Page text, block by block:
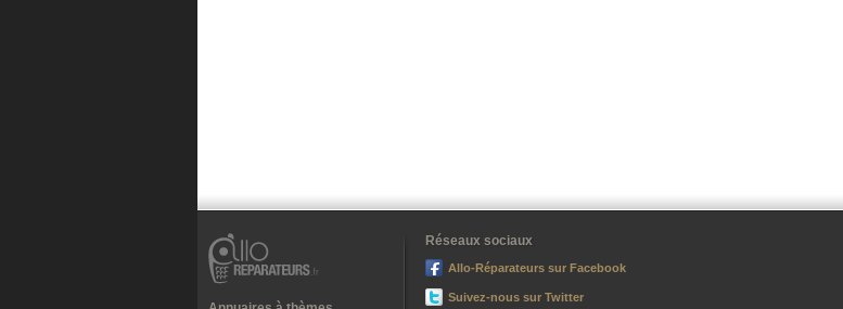
Réseaux sociaux
Allo-Réparateurs sur Facebook
Suivez-nous sur Twitter